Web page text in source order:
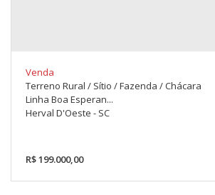
Venda
Terreno Rural / Sítio / Fazenda / Chácara
Linha Boa Esperan...
Herval D'Oeste - SC
R$ 199.000,00